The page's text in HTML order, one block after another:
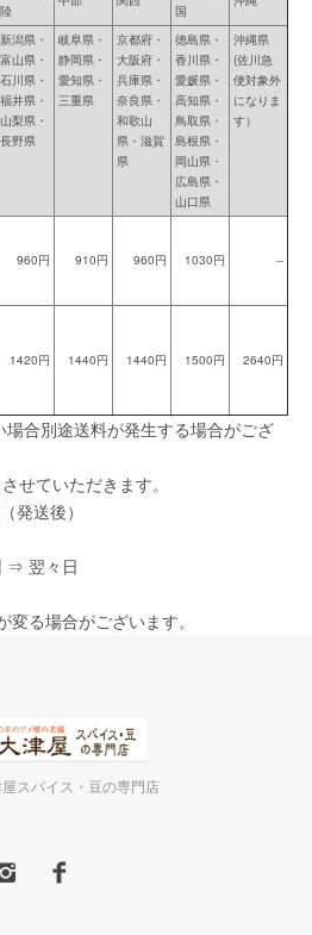
陸
国
新潟県・
富山県・
石川県・
福井県・
山梨県・
長野県
岐阜県・
静岡県・
愛知県・
三重県
京都府・
大阪府・
兵庫県・
奈良県・
和歌山
県・滋賀
県
徳島県・
香川県・
愛媛県・
高知県・
鳥取県・
島根県・
岡山県・
広島県・
山口県
沖縄県
(佐川急
便対象外
になりま
す）
960円 910円 960円 1030円 --
1420円 1440円 1440円 1500円 2640円
場合別途送料が発生する場合がござ
せていただきます。
発送後）
⇒ 翌々日
る場合がございます。
スパイス・豆の専門店